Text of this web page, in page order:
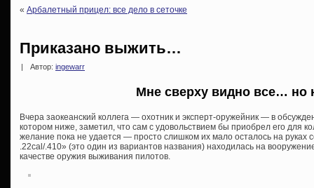
« Арбалетный прицел: все дело в сеточке
Приказано выжить…
| Автор: ingewarr
Мне сверху видно все… но
Вчера заокеанский коллега — охотник и эксперт-оружейник — в
котором ниже, заметил, что сам с удовольствием бы приобрел его для
желание пока не удается — просто слишком их мало осталось на руках
.22cal/.410» (это один из вариантов названия) находилась на
качестве оружия выживания пилотов.